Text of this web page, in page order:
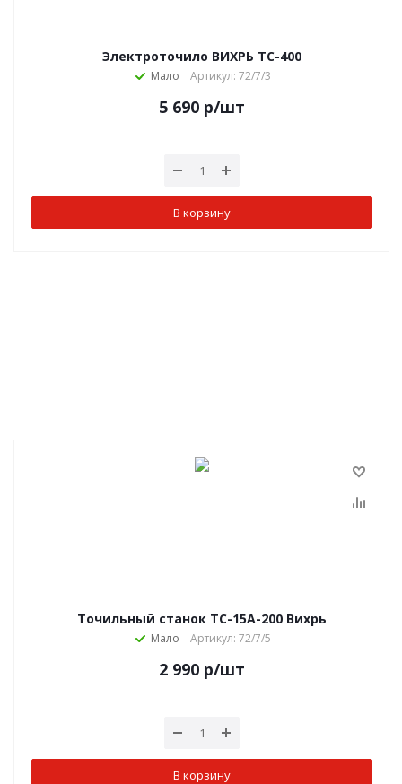
Электроточило ВИХРЬ ТС-400
Мало Артикул: 72/7/3
5 690 р/шт
В корзину
Точильный станок ТС-15А-200 Вихрь
Мало Артикул: 72/7/5
2 990 р/шт
В корзину